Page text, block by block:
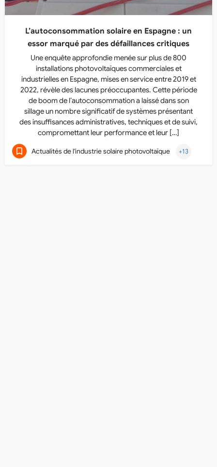
L’autoconsommation solaire en Espagne : un
essor marqué par des défaillances critiques
Une enquête approfondie menée sur plus de 800
installations photovoltaïques commerciales et
industrielles en Espagne, mises en service entre 2019 et
2022, révèle des lacunes préoccupantes. Cette période
de boom de l’autoconsommation a laissé dans son
sillage un nombre significatif de systèmes présentant
des insuffisances administratives, techniques et de suivi,
compromettant leur performance et leur […]
Actualités de l'industrie solaire photovoltaïque +13